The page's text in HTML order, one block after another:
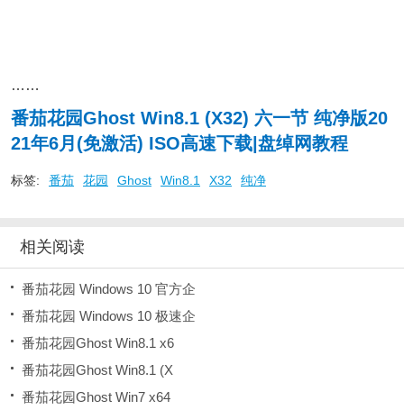
……
番茄花园Ghost Win8.1 (X32) 六一节 纯净版20
21年6月(免激活) ISO高速下载|盘绰网教程
标签: 番茄 花园 Ghost Win8.1 X32 纯净
相关阅读
番茄花园 Windows 10 官方企
番茄花园 Windows 10 极速企
番茄花园Ghost Win8.1 x6
番茄花园Ghost Win8.1 (X
番茄花园Ghost Win7 x64